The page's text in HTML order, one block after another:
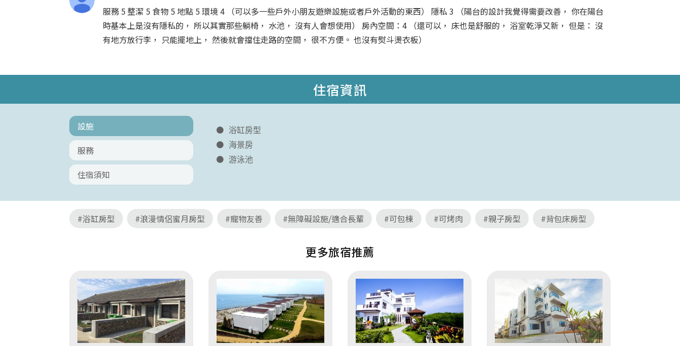
服務 5 整潔 5 食物 5 地點 5 環境 4 （可以多一些戶外小朋友遊樂設施或者戶外活動的東西） 隱私 3 （陽台的設計我覺得需要改善， 你在陽台
時基本上是沒有隱私的， 所以其實那些躺椅， 水池， 沒有人會想使用） 房內空間：4 （還可以， 床也是舒服的， 浴室乾淨又新， 但是： 沒
有地方放行李， 只能擺地上， 然後就會擋住走路的空間， 很不方便。 也沒有熨斗燙衣板）
住宿資訊
設施
服務
住宿須知
浴缸房型
海景房
游泳池
#浴缸房型 #浪漫情侶蜜月房型 #寵物友善 #無障礙設施/適合長輩 #可包棟 #可烤肉 #親子房型 #背包床房型
更多旅宿推薦